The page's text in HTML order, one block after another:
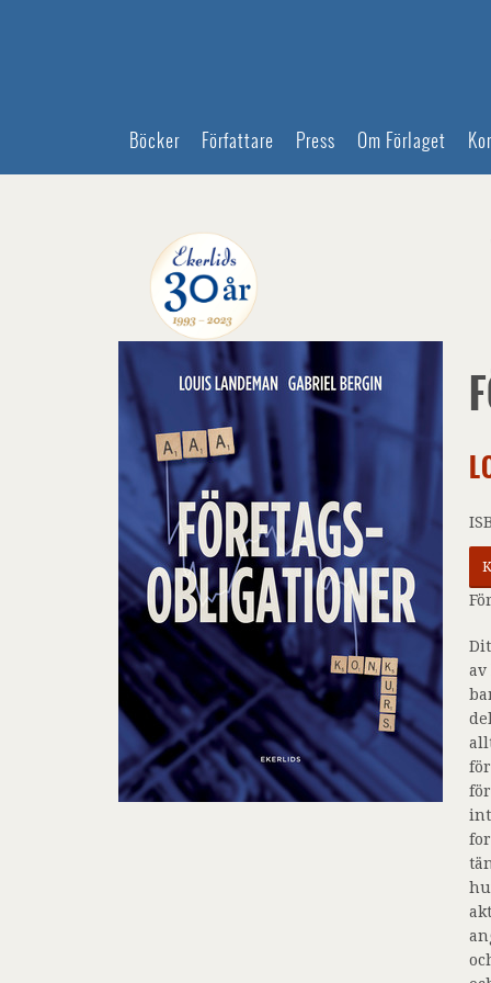
Böcker Författare Press Om Förlaget
av